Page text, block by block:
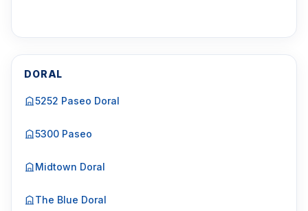
DORAL
5252 Paseo Doral
5300 Paseo
Midtown Doral
The Blue Doral